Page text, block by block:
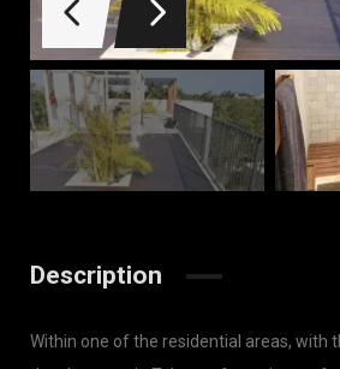
Description
Within one of the residential areas, with